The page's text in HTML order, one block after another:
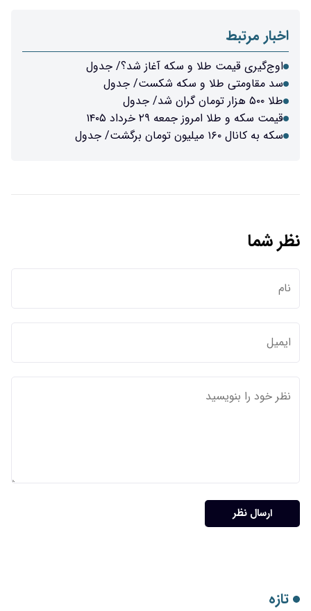
اخبار مرتبط
اوج‌گیری قیمت طلا و سکه آغاز شد؟/ جدول
سد مقاومتی طلا و سکه شکست/ جدول
طلا ۵۰۰ هزار تومان گران شد/ جدول
قیمت سکه و طلا امروز جمعه ۲۹ خرداد ۱۴۰۵
سکه به کانال ۱۶۰ میلیون تومان برگشت/ جدول
نظر شما
ارسال نظر
تازه